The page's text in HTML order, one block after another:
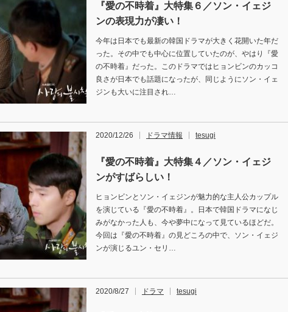
『愛の不時着』大特集６／ソン・イェジ
ンの表現力が凄い！
今年は日本でも最新の韓国ドラマが大きく花開いた年だ
った。その中でも中心に位置していたのが、やはり『愛
の不時着』だった。このドラマではヒョンビンのカッコ
良さが日本でも話題になったが、同じようにソン・イェ
ジンも大いに注目され…
2020/12/26 ドラマ情報 tesugi
『愛の不時着』大特集４／ソン・イェジ
ンがすばらしい！
ヒョンビンとソン・イェジンが魅力的な主人公カップル
を演じている『愛の不時着』。日本で韓国ドラマになじ
みがなかった人も、今や夢中になって見ているほどだ。
今回は『愛の不時着』の見どころの中で、ソン・イェジ
ンが演じるユン・セリ…
2020/8/27 ドラマ tesugi